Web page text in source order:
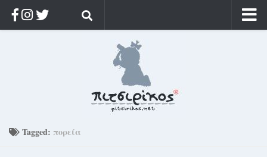
Ρίζα & Διάρκεια
Tagged: πορεία